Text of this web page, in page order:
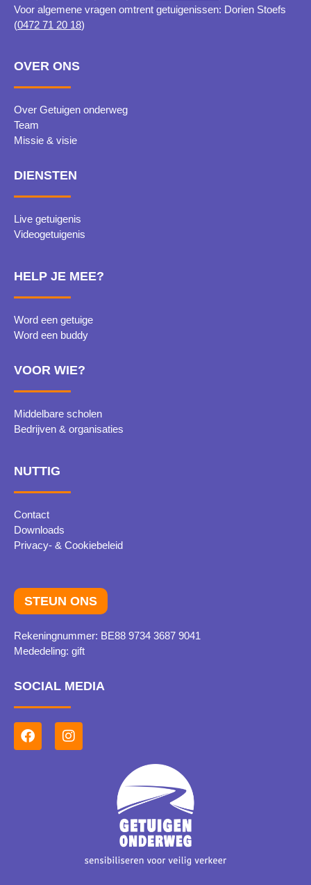
Voor algemene vragen omtrent getuigenissen: Dorien Stoefs
(0472 71 20 18)
OVER ONS
Over Getuigen onderweg
Team
Missie & visie
DIENSTEN
Live getuigenis
Videogetuigenis
HELP JE MEE?
Word een getuige
Word een buddy
VOOR WIE?
Middelbare scholen
Bedrijven & organisaties
NUTTIG
Contact
Downloads
Privacy- & Cookiebeleid
STEUN ONS
Rekeningnummer: BE88 9734 3687 9041
Mededeling: gift
SOCIAL MEDIA